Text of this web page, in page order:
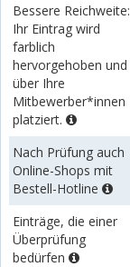
Bessere Reichweite:
Ihr Eintrag wird
farblich
hervorgehoben und
über Ihre
Mitbewerber*innen
platziert.
Nach Prüfung auch
Online-Shops mit
Bestell-Hotline
Einträge, die einer
Überprüfung
bedürfen